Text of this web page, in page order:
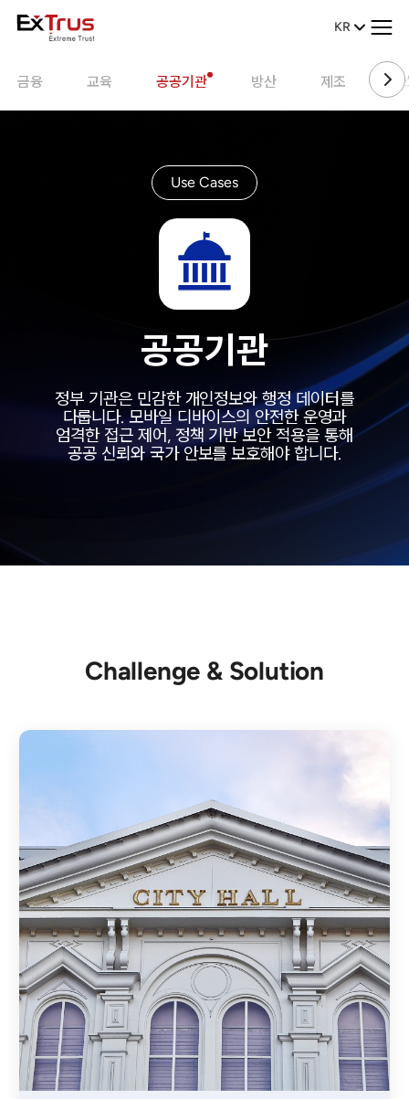
KR
금융 교육 공공기관 방산 제조 헬
Use Cases
공공기관
정부 기관은 민감한 개인정보와 행정 데이터를
다룹니다. 모바일 디바이스의 안전한 운영과
엄격한 접근 제어, 정책 기반 보안 적용을 통해
공공 신뢰와 국가 안보를 보호해야 합니다.
Challenge & Solution